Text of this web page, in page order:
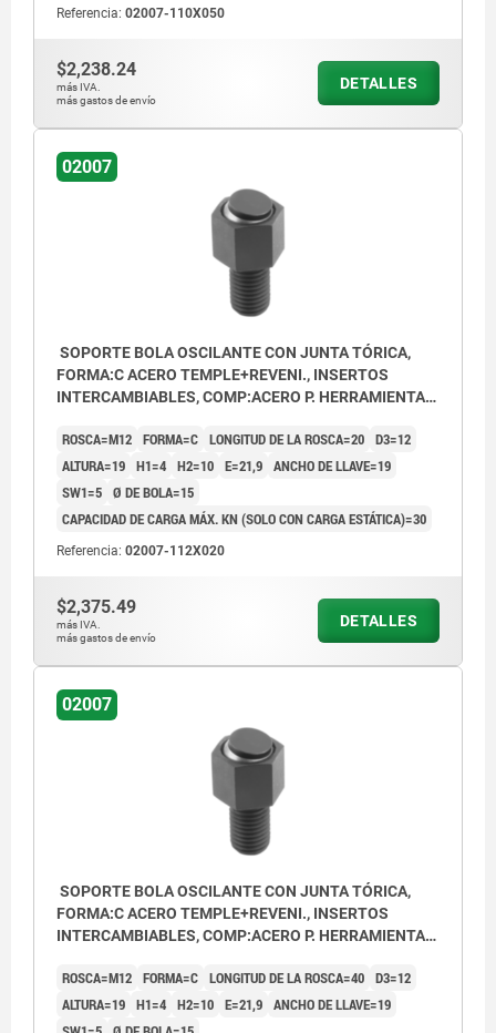
Referencia: 02007-110X050
$2,238.24
más IVA.
más gastos de envío
DETALLES
02007
SOPORTE BOLA OSCILANTE CON JUNTA TÓRICA,
FORMA:C ACERO TEMPLE+REVENI., INSERTOS
INTERCAMBIABLES, COMP:ACERO P. HERRAMIENTAS,
ROSCA=M12 FORMA=C LONGITUD DE LA ROSCA=20 D3=12
ALTURA=19 H1=4 H2=10 E=21,9 ANCHO DE LLAVE=19
SW1=5 Ø DE BOLA=15
CAPACIDAD DE CARGA MÁX. KN (SOLO CON CARGA ESTÁTICA)=30
Referencia: 02007-112X020
$2,375.49
más IVA.
más gastos de envío
DETALLES
02007
SOPORTE BOLA OSCILANTE CON JUNTA TÓRICA,
FORMA:C ACERO TEMPLE+REVENI., INSERTOS
INTERCAMBIABLES, COMP:ACERO P. HERRAMIENTAS,
ROSCA=M12 FORMA=C LONGITUD DE LA ROSCA=40 D3=12
ALTURA=19 H1=4 H2=10 E=21,9 ANCHO DE LLAVE=19